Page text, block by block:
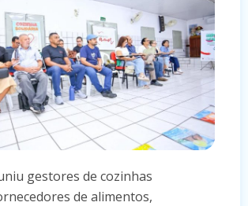
gestores de cozinhas
de alimentos,